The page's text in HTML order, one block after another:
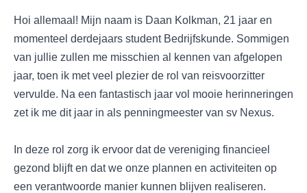
Hoi allemaal! Mijn naam is Daan Kolkman, 21 jaar en
momenteel derdejaars student Bedrijfskunde. Sommigen
van jullie zullen me misschien al kennen van afgelopen
jaar, toen ik met veel plezier de rol van reisvoorzitter
vervulde. Na een fantastisch jaar vol mooie herinneringen
zet ik me dit jaar in als penningmeester van sv Nexus.
In deze rol zorg ik ervoor dat de vereniging financieel
gezond blijft en dat we onze plannen en activiteiten op
een verantwoorde manier kunnen blijven realiseren.